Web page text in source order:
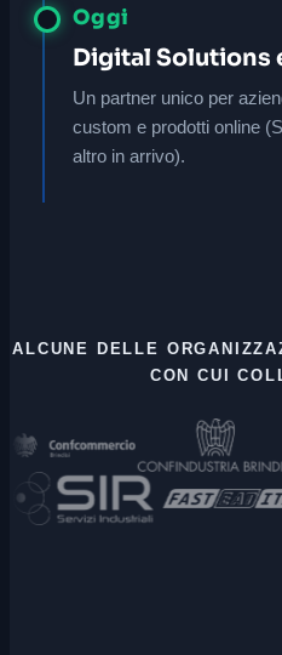
Oggi
Digital Solutions
Un partner unico per
custom e prodotti online
altro in arrivo).
ALCUNE DELLE
CON CUI